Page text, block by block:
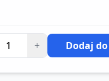
+ Dodaj